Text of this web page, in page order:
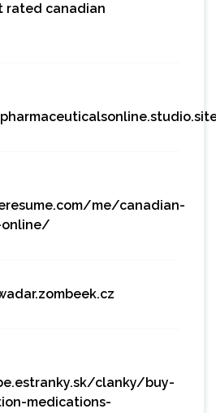
rated canadian
me/canadian-
online/
clanky/buy-
medications-